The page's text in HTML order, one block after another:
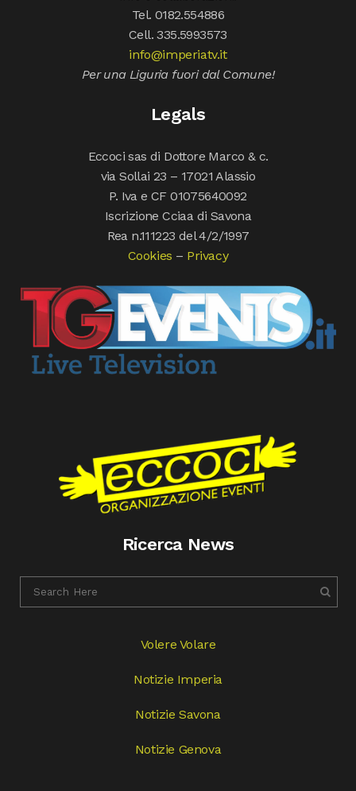
Tel. 0182.554886
Cell. 335.5993573
info@imperiatv.it
Per una Liguria fuori dal Comune!
Legals
Eccoci sas di Dottore Marco & c.
via Sollai 23 – 17021 Alassio
P. Iva e CF 01075640092
Iscrizione Cciaa di Savona
Rea n.111223 del 4/2/1997
Cookies – Privacy
Ricerca News
Volere Volare
Notizie Imperia
Notizie Savona
Notizie Genova